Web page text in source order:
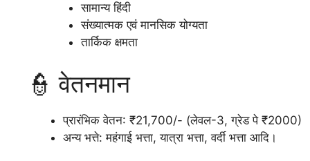
सामान्य हिंदी
संख्यात्मक एवं मानसिक योग्यता
तार्किक क्षमता
👮 वेतनमान
प्रारंभिक वेतन: ₹21,700/- (लेवल-3, ग्रेड पे ₹2000)
अन्य भत्ते: महंगाई भत्ता, यात्रा भत्ता, वर्दी भत्ता आदि।